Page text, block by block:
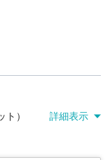
） 詳細表示